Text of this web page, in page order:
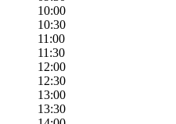
10:00
10:30
11:00
11:30
12:00
12:30
13:00
13:30